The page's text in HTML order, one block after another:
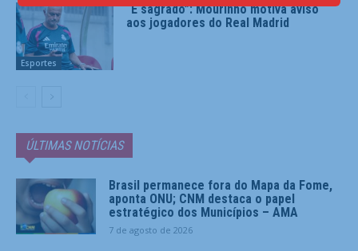
Esportes
“É sagrado”: Mourinho motiva aviso
aos jogadores do Real Madrid
ÚLTIMAS NOTÍCIAS
Brasil permanece fora do Mapa da Fome,
aponta ONU; CNM destaca o papel
estratégico dos Municípios – AMA
7 de agosto de 2026